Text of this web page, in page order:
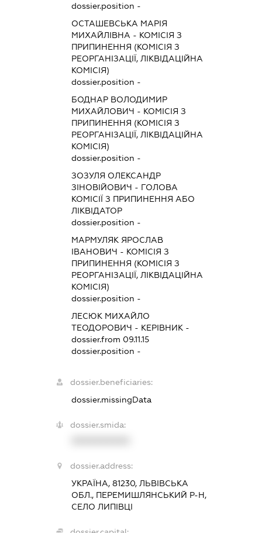
dossier.position -
ОСТАШЕВСЬКА МАРІЯ
МИХАЙЛІВНА - КОМІСІЯ З
ПРИПИНЕННЯ (КОМІСІЯ З
РЕОРГАНІЗАЦІЇ, ЛІКВІДАЦІЙНА
КОМІСІЯ)
dossier.position -
БОДНАР ВОЛОДИМИР
МИХАЙЛОВИЧ - КОМІСІЯ З
ПРИПИНЕННЯ (КОМІСІЯ З
РЕОРГАНІЗАЦІЇ, ЛІКВІДАЦІЙНА
КОМІСІЯ)
dossier.position -
ЗОЗУЛЯ ОЛЕКСАНДР
ЗІНОВІЙОВИЧ - ГОЛОВА
КОМІСІЇ З ПРИПИНЕННЯ АБО
ЛІКВІДАТОР
dossier.position -
МАРМУЛЯК ЯРОСЛАВ
ІВАНОВИЧ - КОМІСІЯ З
ПРИПИНЕННЯ (КОМІСІЯ З
РЕОРГАНІЗАЦІЇ, ЛІКВІДАЦІЙНА
КОМІСІЯ)
dossier.position -
ЛЕСЮК МИХАЙЛО
ТЕОДОРОВИЧ - КЕРІВНИК -
dossier.from 09.11.15
dossier.position -
dossier.beneficiaries:
dossier.missingData
dossier.smida:
dossier.address:
УКРАЇНА, 81230, ЛЬВІВСЬКА
ОБЛ., ПЕРЕМИШЛЯНСЬКИЙ Р-Н,
СЕЛО ЛИПІВЦІ